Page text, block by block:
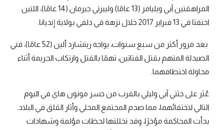
المراهقتين آبي ويليامز (13 عامًا) وليبرتي جيرمان (14 عامًا)، اللتين
اختفتا في 13 فبراير 2017 خلال نزهة في دلفي بولاية إنديانا.
بعد مرور أكثر من سبع سنوات، يواجه ريتشارد ألين (52 عامًا)، فني
الصيدلة المتهم بقتل الفتاتين، تهمًا بالقتل وارتكاب الجريمة أثناء
محاولة اختطافهما.
عُثر على جثتي آبي وليلي بالقرب من جسر مونون هاي في اليوم
التالي لاختفائهما، مما صدم المجتمع المحلي وأثار القلق في البلاد.
بدأت المحاكمة مؤخرًا، وقد تخللتها لحظات مؤلمة وشهادات